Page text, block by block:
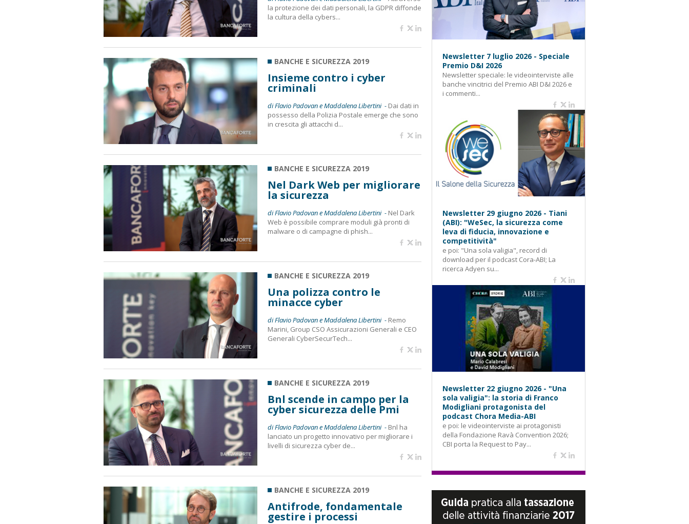
la protezione dei dati personali, la GDPR diffonde
la cultura della cybers...
BANCHE E SICUREZZA 2019
Insieme contro i cyber
criminali
di Flavio Padovan e Maddalena Libertini - Dai dati in
possesso della Polizia Postale emerge che sono
in crescita gli attacchi d...
BANCHE E SICUREZZA 2019
Nel Dark Web per migliorare
la sicurezza
di Flavio Padovan e Maddalena Libertini - Nel Dark
Web è possibile comprare moduli già pronti di
malware o di campagne di phish...
BANCHE E SICUREZZA 2019
Una polizza contro le
minacce cyber
di Flavio Padovan e Maddalena Libertini - Remo
Marini, Group CSO Assicurazioni Generali e CEO
Generali CyberSecurTech...
BANCHE E SICUREZZA 2019
Bnl scende in campo per la
cyber sicurezza delle Pmi
di Flavio Padovan e Maddalena Libertini - Bnl ha
lanciato un progetto innovativo per migliorare i
livelli di sicurezza cyber de...
BANCHE E SICUREZZA 2019
Antifrode, fondamentale
gestire i processi
Newsletter 7 luglio 2026 - Speciale
Premio D&I 2026
Newsletter speciale: le videointerviste alle
banche vincitrici del Premio ABI D&I 2026 e
i commenti...
Newsletter 29 giugno 2026 - Tiani
(ABI): "WeSec, la sicurezza come
leva di fiducia, innovazione e
competitività"
e poi: "Una sola valigia", record di
download per il podcast Cora-ABI; La
ricerca Adyen su...
Newsletter 22 giugno 2026 - "Una
sola valigia": la storia di Franco
Modigliani protagonista del
podcast Chora Media-ABI
e poi: le videointerviste ai protagonisti
della Fondazione Ravà Convention 2026;
CBI porta la Request to Pay...